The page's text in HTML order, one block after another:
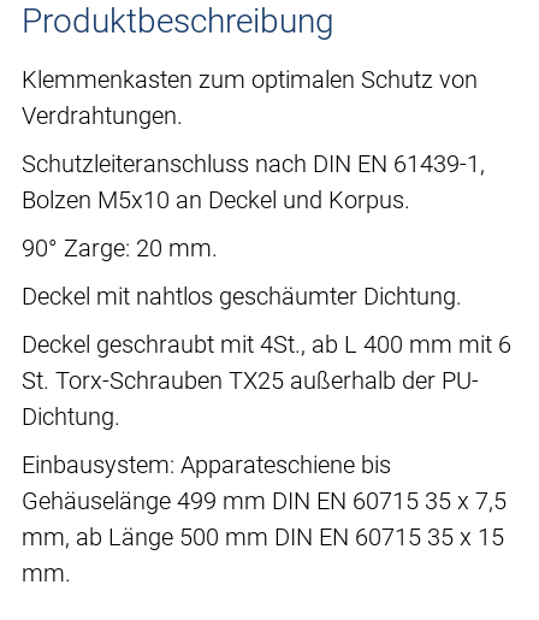
Produktbeschreibung
Klemmenkasten zum optimalen Schutz von
Verdrahtungen.
Schutzleiteranschluss nach DIN EN 61439-1,
Bolzen M5x10 an Deckel und Korpus.
90° Zarge: 20 mm.
Deckel mit nahtlos geschäumter Dichtung.
Deckel geschraubt mit 4St., ab L 400 mm mit 6
St. Torx-Schrauben TX25 außerhalb der PU-
Dichtung.
Einbausystem: Apparateschiene bis
Gehäuselänge 499 mm DIN EN 60715 35 x 7,5
mm, ab Länge 500 mm DIN EN 60715 35 x 15
mm.